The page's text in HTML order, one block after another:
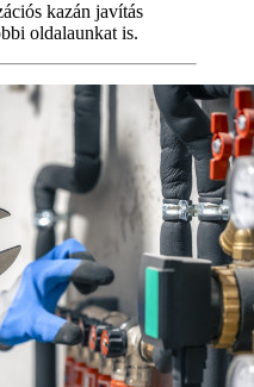
kazán javítás
oldalaunkat is.